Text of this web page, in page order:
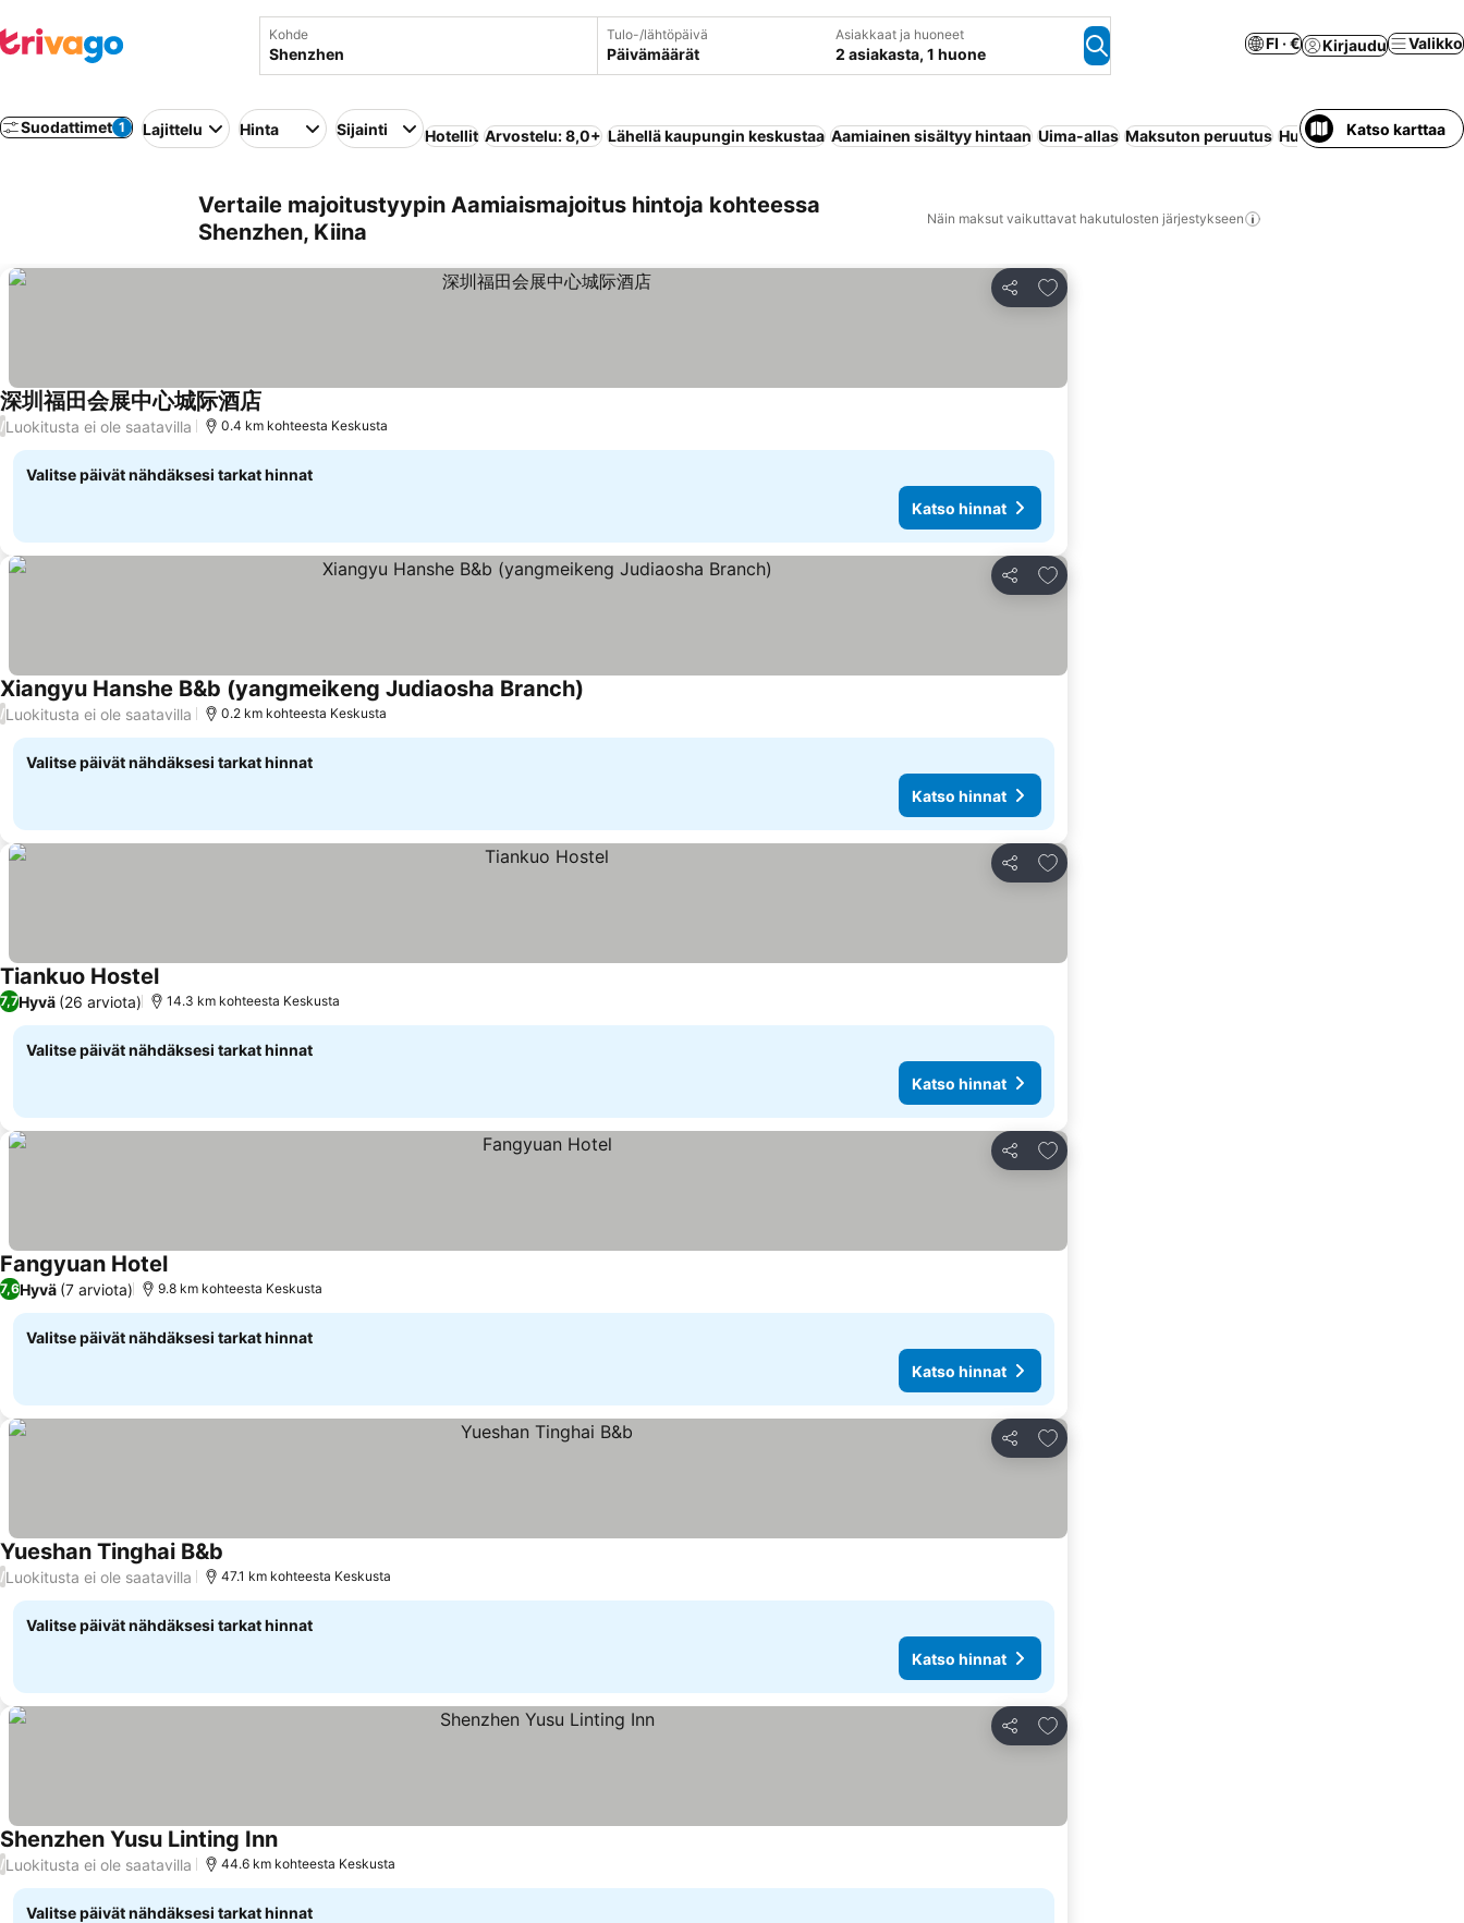
Kohde Tulo-/lähtöpäivä
Päivämäärät
Asiakkaat ja huoneet
2 asiakasta, 1 huone
FI · € Kirjaudu Valikko
Suodattimet 1 Lajittelu Hinta Sijainti Hotellit Arvostelu: 8,0+ Lähellä kaupungin keskustaa Aamiainen sisältyy hintaan Uima-allas Maksuton peruutus Huoneisto palveluilla
Katso karttaa
Vertaile majoitustyypin Aamiaismajoitus hintoja kohteessa
Shenzhen, Kiina
Näin maksut vaikuttavat hakutulosten järjestykseen
Jaa
Lisää suosikkeihin
深圳福田会展中心城际酒店
/Luokitusta ei ole saatavilla 0.4 km kohteesta Keskusta
Valitse päivät nähdäksesi tarkat hinnat
Katso hinnat
Jaa
Lisää suosikkeihin
Xiangyu Hanshe B&b (yangmeikeng Judiaosha Branch)
/Luokitusta ei ole saatavilla 0.2 km kohteesta Keskusta
Valitse päivät nähdäksesi tarkat hinnat
Katso hinnat
Jaa
Lisää suosikkeihin
Tiankuo HostelKatso hinnat
7,7Hyvä (26 arviota) 14.3 km kohteesta Keskusta
Valitse päivät nähdäksesi tarkat hinnat
Katso hinnat
Jaa
Lisää suosikkeihin
Fangyuan HotelKatso hinnat
7,6Hyvä (7 arviota) 9.8 km kohteesta Keskusta
Valitse päivät nähdäksesi tarkat hinnat
Katso hinnat
Jaa
Lisää suosikkeihin
Yueshan Tinghai B&b
/Luokitusta ei ole saatavilla 47.1 km kohteesta Keskusta
Valitse päivät nähdäksesi tarkat hinnat
Katso hinnat
Jaa
Lisää suosikkeihin
Shenzhen Yusu Linting InnKatso hinnat
/Luokitusta ei ole saatavilla 44.6 km kohteesta Keskusta
Valitse päivät nähdäksesi tarkat hinnat